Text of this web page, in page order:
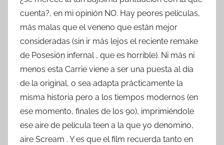
cuenta?, en mi opinión NO. Hay peores películas,
más malas que el veneno que están mejor
consideradas (sin ir más lejos el reciente remake
de Posesión infernal , que es horrible). Ni más ni
menos esta Carrie viene a ser una puesta al día
de la original, o sea adapta prácticamente la
misma historia pero a los tiempos modernos (en
ese momento, finales de los 90), imprimiéndole
ese aire de película teen a la que yo denomino,
aire Scream . Y es que el film recuerda tanto en